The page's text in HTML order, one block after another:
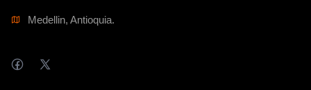
Medellin, Antioquia.